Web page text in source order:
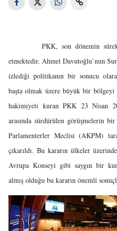
PKK, son dönemin sürekli
etmektedir. Ahmet Davutoğlu’nun
izlediği politikanın bir sonucu
başta olmak üzere büyük bir
hakimiyeti kuran PKK 23 Nisan
arasında sürdürülen görüşmelerin
Parlamenterler Meclisi (AKPM)
çıkarıldı. Bu kararın ülkeler
Avrupa Konseyi gibi saygın bir
almış olduğu bu kararın önemli